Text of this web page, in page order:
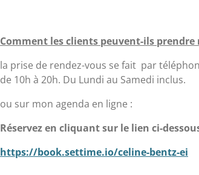
Comment les clients peuvent-ils prendre
la prise de rendez-vous se fait par
de 10h à 20h. Du Lundi au Samedi inclus.
ou sur mon agenda en ligne :
Réservez en cliquant sur le lien ci-
https://book.settime.io/celine-bentz-ei